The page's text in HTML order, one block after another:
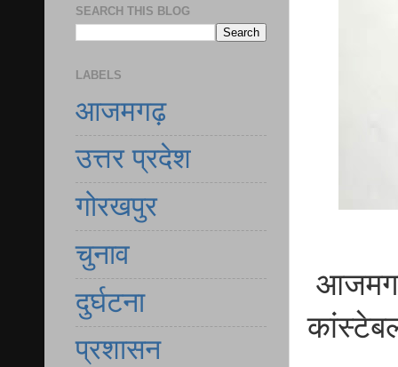
SEARCH THIS BLOG
LABELS
आजमगढ़
उत्तर प्रदेश
गोरखपुर
चुनाव
दुर्घटना
प्रशासन